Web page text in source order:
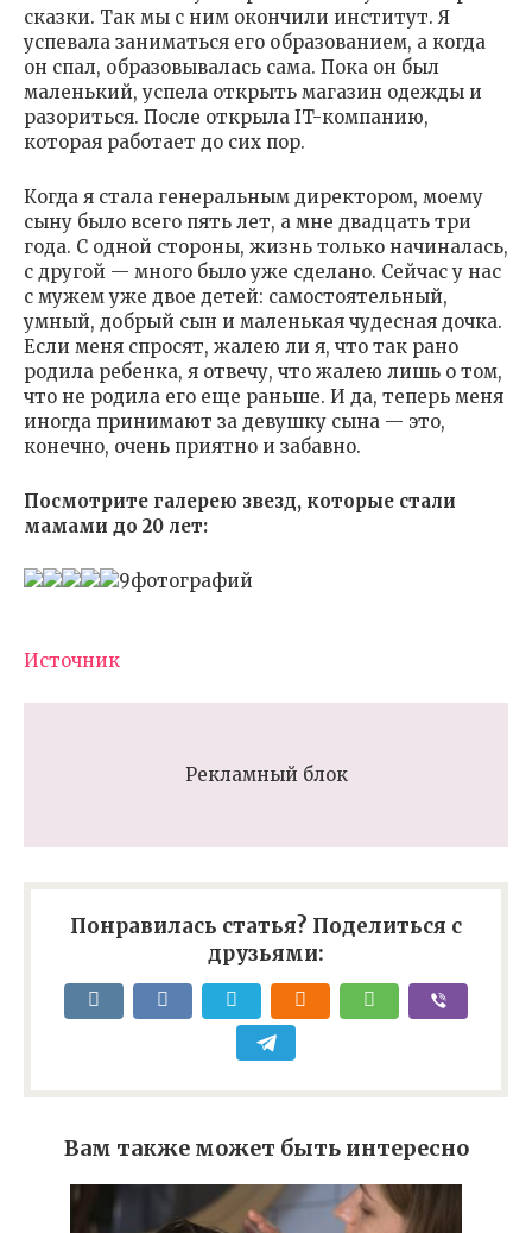
сказки. Так мы с ним окончили институт. Я
успевала заниматься его образованием, а когда
он спал, образовывалась сама. Пока он был
маленький, успела открыть магазин одежды и
разориться. После открыла IT-компанию,
которая работает до сих пор.
Когда я стала генеральным директором, моему
сыну было всего пять лет, а мне двадцать три
года. С одной стороны, жизнь только начиналась,
с другой — много было уже сделано. Сейчас у нас
с мужем уже двое детей: самостоятельный,
умный, добрый сын и маленькая чудесная дочка.
Если меня спросят, жалею ли я, что так рано
родила ребенка, я отвечу, что жалею лишь о том,
что не родила его еще раньше. И да, теперь меня
иногда принимают за девушку сына — это,
конечно, очень приятно и забавно.
Посмотрите галерею звезд, которые стали
мамами до 20 лет:
9фотографий
Источник
Рекламный блок
Понравилась статья? Поделиться с
друзьями:
Вам также может быть интересно